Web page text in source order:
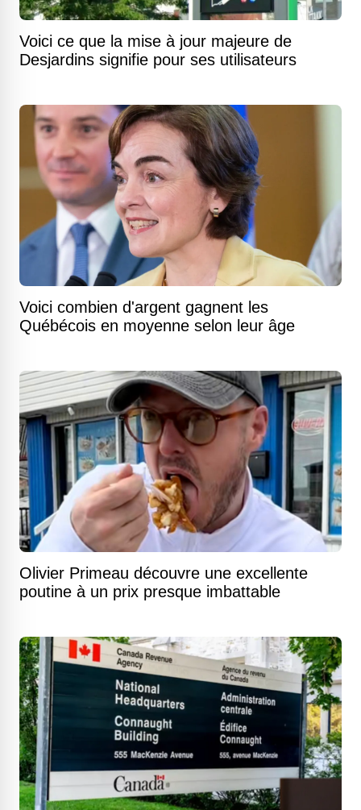
Voici ce que la mise à jour majeure de
Desjardins signifie pour ses utilisateurs
Voici combien d'argent gagnent les
Québécois en moyenne selon leur âge
Olivier Primeau découvre une excellente
poutine à un prix presque imbattable